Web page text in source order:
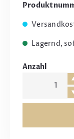
Lagernd,
Anzahl